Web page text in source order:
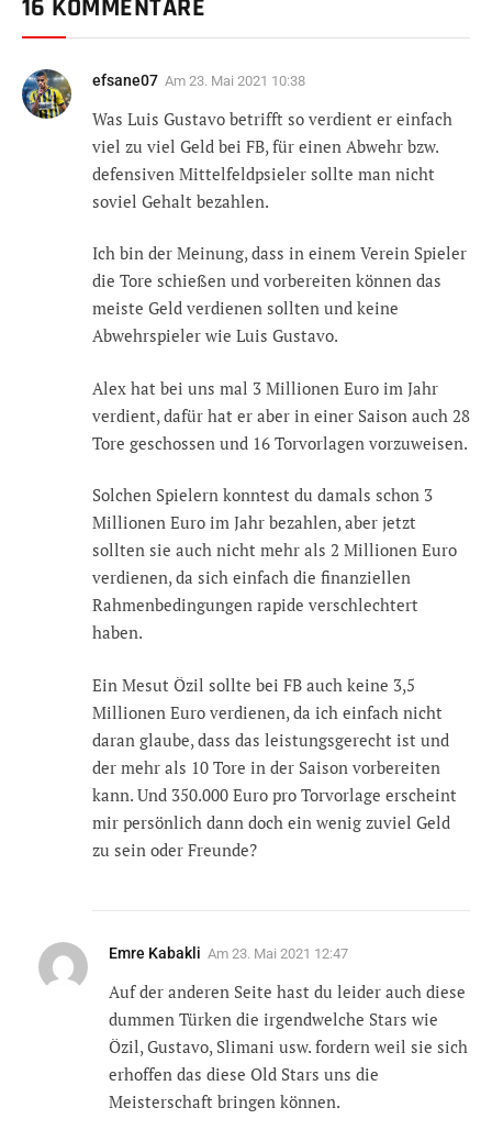
16 KOMMENTARE
efsane07 Am 23. Mai 2021 10:38
Was Luis Gustavo betrifft so verdient er einfach
viel zu viel Geld bei FB, für einen Abwehr bzw.
defensiven Mittelfeldpsieler sollte man nicht
soviel Gehalt bezahlen.
Ich bin der Meinung, dass in einem Verein Spieler
die Tore schießen und vorbereiten können das
meiste Geld verdienen sollten und keine
Abwehrspieler wie Luis Gustavo.
Alex hat bei uns mal 3 Millionen Euro im Jahr
verdient, dafür hat er aber in einer Saison auch 28
Tore geschossen und 16 Torvorlagen vorzuweisen.
Solchen Spielern konntest du damals schon 3
Millionen Euro im Jahr bezahlen, aber jetzt
sollten sie auch nicht mehr als 2 Millionen Euro
verdienen, da sich einfach die finanziellen
Rahmenbedingungen rapide verschlechtert
haben.
Ein Mesut Özil sollte bei FB auch keine 3,5
Millionen Euro verdienen, da ich einfach nicht
daran glaube, dass das leistungsgerecht ist und
der mehr als 10 Tore in der Saison vorbereiten
kann. Und 350.000 Euro pro Torvorlage erscheint
mir persönlich dann doch ein wenig zuviel Geld
zu sein oder Freunde?
Emre Kabakli Am 23. Mai 2021 12:47
Auf der anderen Seite hast du leider auch diese
dummen Türken die irgendwelche Stars wie
Özil, Gustavo, Slimani usw. fordern weil sie sich
erhoffen das diese Old Stars uns die
Meisterschaft bringen können.